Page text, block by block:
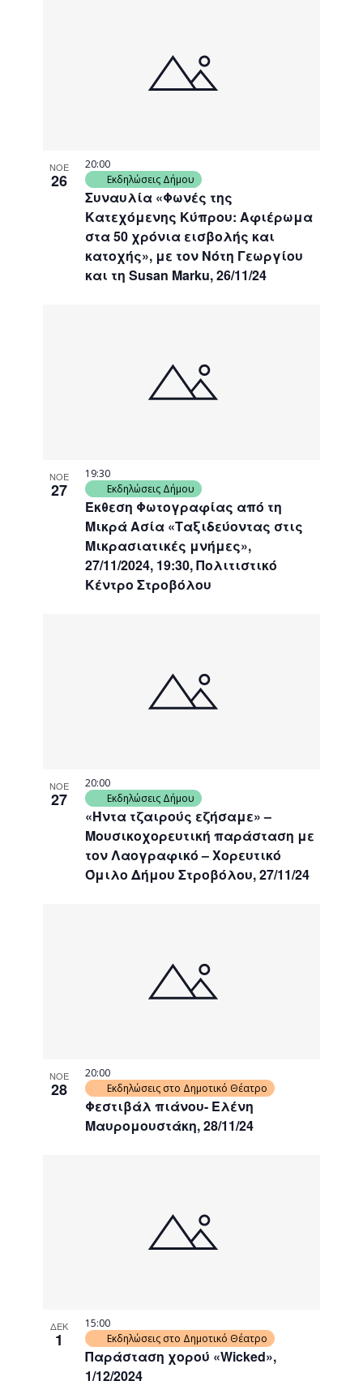
ΝΟΕ
26
Συναυλία «Φωνές της
Κατεχόμενης Κύπρου: Αφιέρωμα
στα 50 χρόνια εισβολής και
κατοχής», με τον Νότη Γεωργίου
και τη Susan Marku, 26/11/24
20:00
Εκδηλώσεις Δήμου
ΝΟΕ
27
Έκθεση Φωτογραφίας από τη
Μικρά Ασία «Ταξιδεύοντας στις
Μικρασιατικές μνήμες»,
27/11/2024, 19:30, Πολιτιστικό
Κέντρο Στροβόλου
19:30
Εκδηλώσεις Δήμου
ΝΟΕ
27
«Ήντα τζαιρούς εζήσαμε» –
Μουσικοχορευτική παράσταση με
τον Λαογραφικό – Χορευτικό
Όμιλο Δήμου Στροβόλου, 27/11/24
20:00
Εκδηλώσεις Δήμου
ΝΟΕ
28
Φεστιβάλ πιάνου- Ελένη
Μαυρομουστάκη, 28/11/24
20:00
Εκδηλώσεις στο Δημοτικό Θέατρο
ΔΕΚ
1
Παράσταση χορού «Wicked»,
1/12/2024
15:00
Εκδηλώσεις στο Δημοτικό Θέατρο